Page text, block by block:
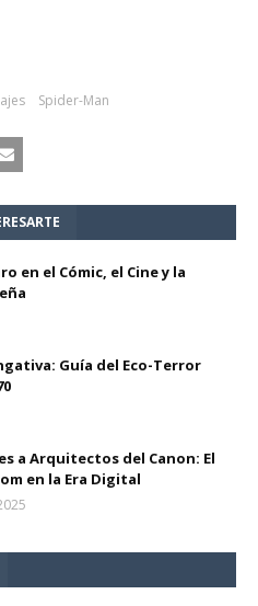
Spider-Man
en el Cómic, el Cine y la
Guía del Eco-Terror
a Arquitectos del Canon: El
en la Era Digital